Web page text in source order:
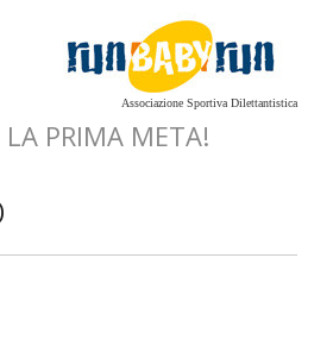
Associazione Sportiva Dilettantistica
LA PRIMA META!